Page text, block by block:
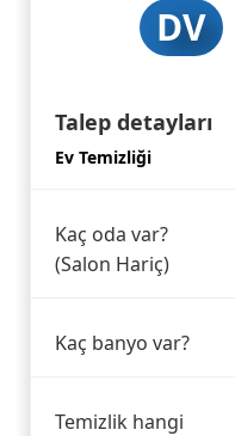
DV
Talep detayları
Ev Temizliği
Kaç oda var?
(Salon Hariç)
Kaç banyo var?
Temizlik hangi